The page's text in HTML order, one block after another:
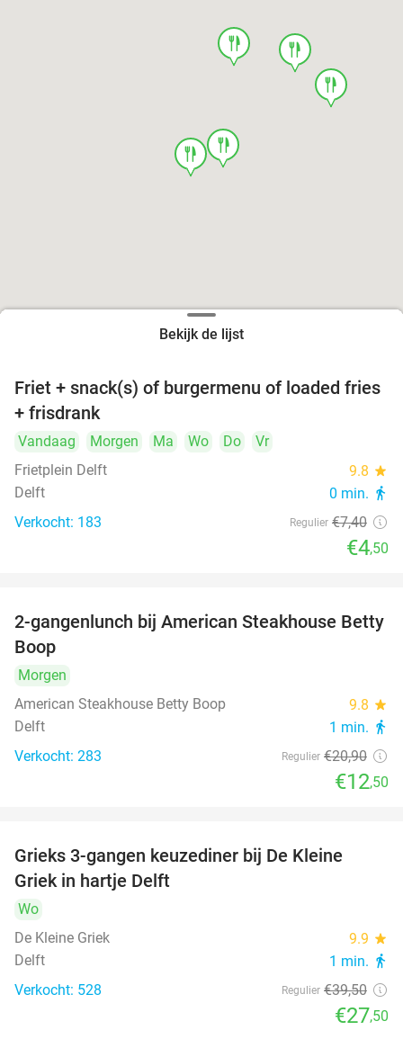
food
food
food
food
food
food
food
Bekijk de lijst
39%
Friet + snack(s) of burgermenu of loaded fries
+ frisdrank
Vandaag Morgen Ma Wo Do
Vr
Frietplein Delft
9.8 star
Delft 0 min. directions_walk
Verkocht: 183 Regulier €7,40
€4,50
40%
2-gangenlunch bij American Steakhouse Betty
Boop
Morgen
American Steakhouse Betty Boop
9.8 star
Delft 1 min. directions_walk
Verkocht: 283 Regulier €20,90
€12,50
Grieks 3-gangen keuzediner bij De Kleine
Griek in hartje Delft
Wo
De Kleine Griek
9.9 star
Delft 1 min. directions_walk
Verkocht: 528 Regulier €39,50
€27,50